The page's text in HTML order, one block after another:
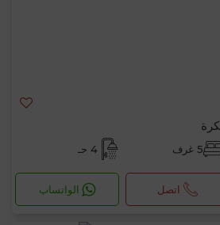
5 غرف 4 حـ
اتصل الواتساب